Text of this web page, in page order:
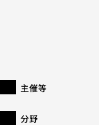
主催等
分野